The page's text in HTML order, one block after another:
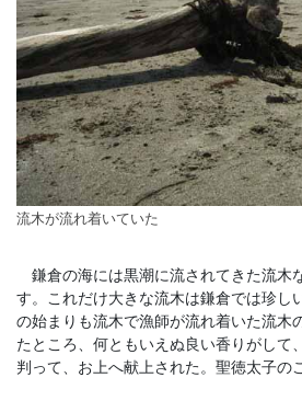
流木が流れ着いていた
鎌倉の海には黒潮に流されてきた流木
す。これだけ大きな流木は鎌倉では珍し
の始まりも流木で漁師が流れ着いた流木
たところ、何ともいえぬ良い香りがして
判って、お上へ献上された。聖徳太子の